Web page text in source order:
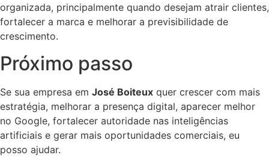
organizada, principalmente quando desejam atrair clientes,
fortalecer a marca e melhorar a previsibilidade de
crescimento.
Próximo passo
Se sua empresa em José Boiteux quer crescer com mais
estratégia, melhorar a presença digital, aparecer melhor
no Google, fortalecer autoridade nas inteligências
artificiais e gerar mais oportunidades comerciais, eu
posso ajudar.